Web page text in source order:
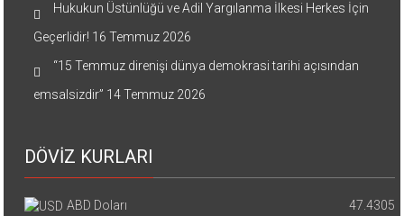
Hukukun Üstünlüğü ve Adil Yargılanma İlkesi Herkes İçin
Geçerlidir! 16 Temmuz 2026
“15 Temmuz direnişi dünya demokrasi tarihi açısından
emsalsizdir” 14 Temmuz 2026
DÖVİZ KURLARI
ABD Doları
47.4305